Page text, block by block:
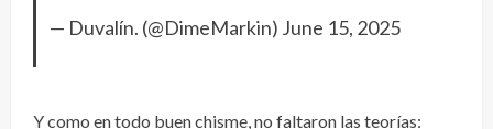
— Duvalín. (@DimeMarkin) June 15, 2025
Y como en todo buen chisme, no faltaron las teorías: